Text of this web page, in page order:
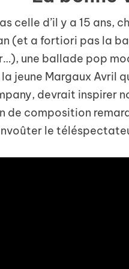
celle d’il y a 15 ans,
(et a fortiori pas la
une ballade pop
jeune Margaux Avril
devrait inspirer
de composition
le